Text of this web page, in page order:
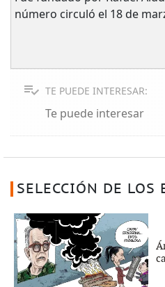
número circuló el 18 de
TE PUEDE INTERESAR:
Te puede interesar
SELECCIÓN DE LOS